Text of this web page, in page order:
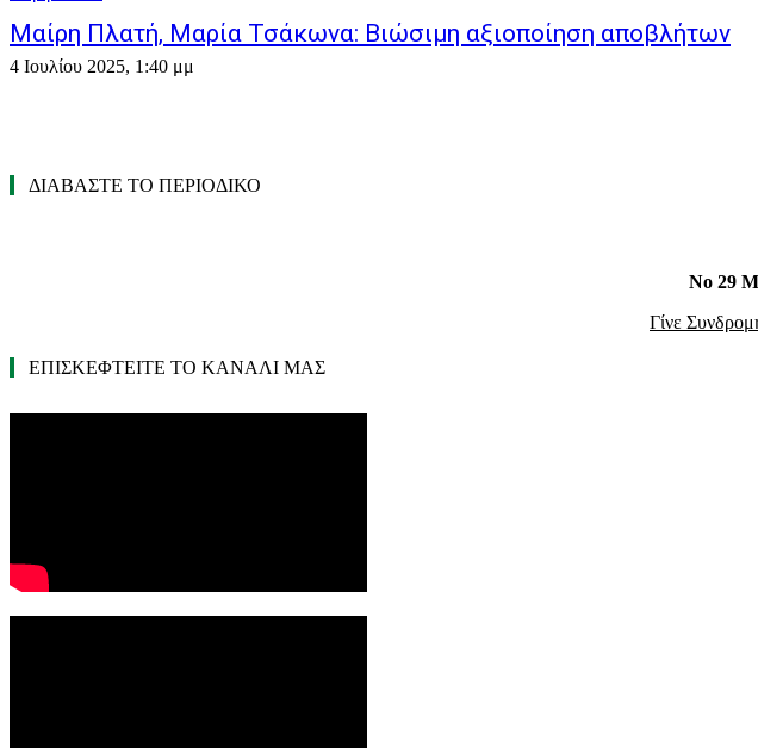
Μαίρη Πλατή, Μαρία Τσάκωνα: Βιώσιμη αξιοποίηση αποβλήτων
4 Ιουλίου 2025, 1:40 μμ
ΔΙΑΒΑΣΤΕ ΤΟ ΠΕΡΙΟΔΙΚΟ
Νο 29
Γίνε
ΕΠΙΣΚΕΦΤΕΙΤΕ ΤΟ ΚΑΝΑΛΙ ΜΑΣ